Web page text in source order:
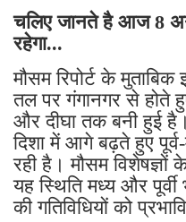
चलिए जानते है आज 8
रहेगा...
मौसम रिपोर्ट के
तल पर गंगानगर से होते
और दीघा तक बनी हुई
दिशा में आगे बढ़ते हुए
रही है। मौसम
यह स्थिति मध्य और
की गतिविधियों को